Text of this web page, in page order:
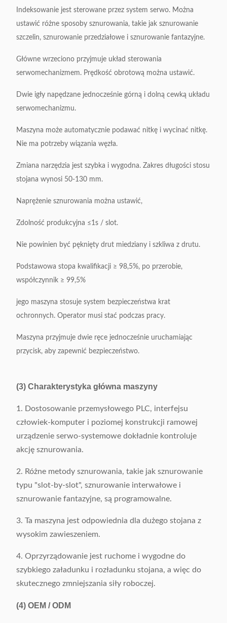
Indeksowanie jest sterowane przez system serwo. Można
ustawić różne sposoby sznurowania, takie jak sznurowanie
szczelin, sznurowanie przedziałowe i sznurowanie fantazyjne.
Główne wrzeciono przyjmuje układ sterowania
serwomechanizmem. Prędkość obrotową można ustawić.
Dwie igły napędzane jednocześnie górną i dolną cewką układu
serwomechanizmu.
Maszyna może automatycznie podawać nitkę i wycinać nitkę.
Nie ma potrzeby wiązania węzła.
Zmiana narzędzia jest szybka i wygodna. Zakres długości stosu
stojana wynosi 50-130 mm.
Naprężenie sznurowania można ustawić,
Zdolność produkcyjna ≤1s / slot.
Nie powinien być pęknięty drut miedziany i szkliwa z drutu.
Podstawowa stopa kwalifikacji ≥ 98,5%, po przerobie,
współczynnik ≥ 99,5%
jego maszyna stosuje system bezpieczeństwa krat
ochronnych. Operator musi stać podczas pracy.
Maszyna przyjmuje dwie ręce jednocześnie uruchamiając
przycisk, aby zapewnić bezpieczeństwo.
(3) Charakterystyka główna maszyny
1. Dostosowanie przemysłowego PLC, interfejsu
człowiek-komputer i poziomej konstrukcji ramowej
urządzenie serwo-systemowe dokładnie kontroluje
akcję sznurowania.
2. Różne metody sznurowania, takie jak sznurowanie
typu "slot-by-slot", sznurowanie interwałowe i
sznurowanie fantazyjne, są programowalne.
3. Ta maszyna jest odpowiednia dla dużego stojana z
wysokim zawieszeniem.
4. Oprzyrządowanie jest ruchome i wygodne do
szybkiego załadunku i rozładunku stojana, a więc do
skutecznego zmniejszania siły roboczej.
(4) OEM / ODM